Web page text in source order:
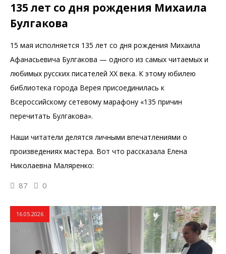
135 лет со дня рождения Михаила
Булгакова
15 мая исполняется 135 лет со дня рождения Михаила
Афанасьевича Булгакова — одного из самых читаемых и
любимых русских писателей XX века. К этому юбилею
библиотека города Верея присоединилась к
Всероссийскому сетевому марафону «135 причин
перечитать Булгакова».
Наши читатели делятся личными впечатлениями о
произведениях мастера. Вот что рассказала Елена
Николаевна Маляренко:
87 0
16.05.2026